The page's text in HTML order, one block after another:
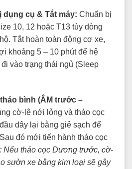
dụng cụ & Tắt máy: Chuẩn bị
10, 12 hoặc T13 tùy dòng
Tắt hoàn toàn động cơ xe,
khoảng 5 – 10 phút để hệ
vào trạng thái ngủ (Sleep
bình (ÂM trước –
cờ-lê nới lỏng và tháo cọc
dây lại bằng giẻ sạch để
đó mới tiến hành tháo cọc
Nếu tháo cọc Dương trước, cờ-
sườn xe bằng kim loại sẽ gây